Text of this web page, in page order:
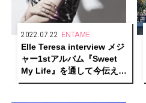
2022.07.22 ENTAME
Elle Teresa interview メジ
ャー1stアルバム『Sweet
My Life』を通して今伝えた
いことーーそして変わらな